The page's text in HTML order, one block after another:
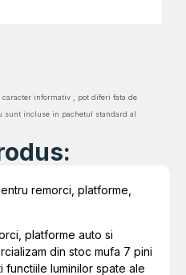
informativ , pot diferi fata de
sunt incluse in pachetul standard al
remorci, platforme,
platforme auto si
din stoc mufa 7 pini
luminilor spate ale